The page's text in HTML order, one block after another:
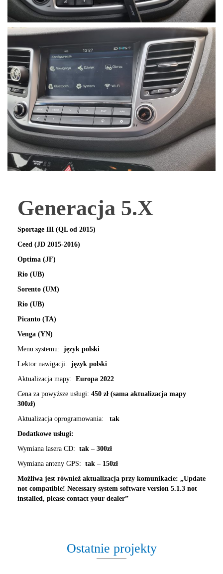
Generacja 5.X
Sportage III (QL od 2015)
Ceed (JD 2015-2016)
Optima (JF)
Rio (UB)
Sorento (UM)
Rio (UB)
Picanto (TA)
Venga (YN)
Menu systemu: język polski
Lektor nawigacji: język polski
Aktualizacja mapy: Europa 2022
Cena za powyższe usługi: 450 zł (sama aktualizacja mapy
300zł)
Aktualizacja oprogramowania: tak
Dodatkowe usługi:
Wymiana lasera CD: tak – 300zł
Wymiana anteny GPS: tak – 150zł
Możliwa jest również aktualizacja przy komunikacie: „Update
not compatible! Necessary system software version 5.1.3 not
installed, please contact your dealer”
Ostatnie projekty